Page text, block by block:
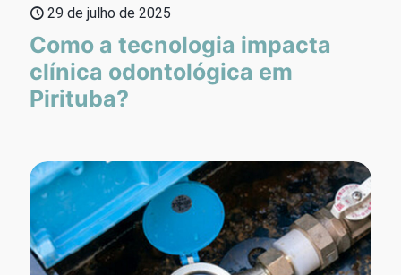
29 de julho de 2025
Como a tecnologia impacta
clínica odontológica em
Pirituba?